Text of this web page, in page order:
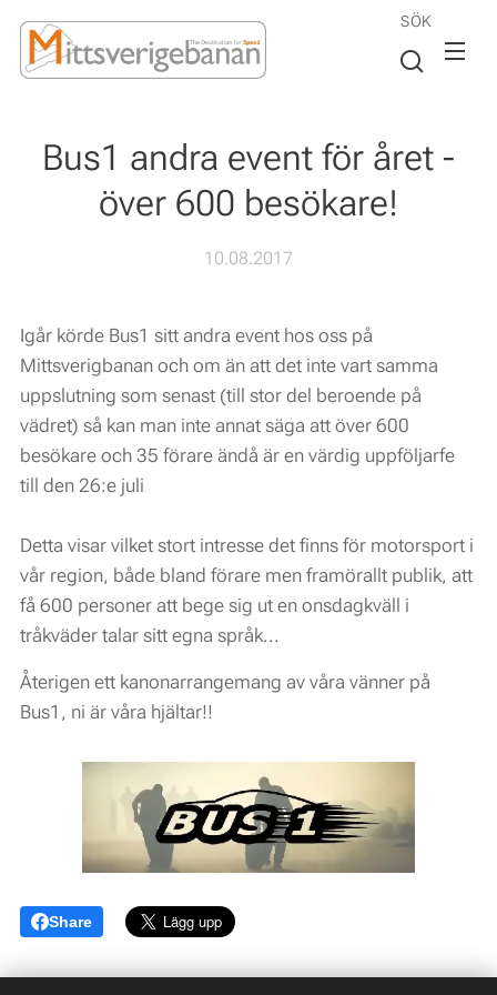
SÖK
Bus1 andra event för året -
över 600 besökare!
10.08.2017
Igår körde Bus1 sitt andra event hos oss på
Mittsverigbanan och om än att det inte vart samma
uppslutning som senast (till stor del beroende på
vädret) så kan man inte annat säga att över 600
besökare och 35 förare ändå är en värdig uppföljarfe
till den 26:e juli
Detta visar vilket stort intresse det finns för motorsport i
vår region, både bland förare men framörallt publik, att
få 600 personer att bege sig ut en onsdagkväll i
tråkväder talar sitt egna språk...
Återigen ett kanonarrangemang av våra vänner på
Bus1, ni är våra hjältar!!
Share